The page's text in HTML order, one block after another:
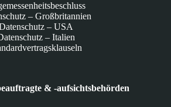
– Großbritannien
– USA
– Italien
& -aufsichtsbehörden